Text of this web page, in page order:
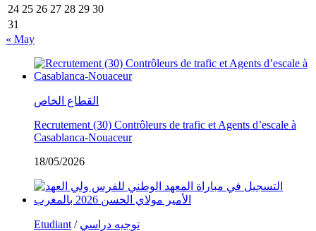
24 25 26 27 28 29 30
31
« May
القطاع الخاص
Recrutement (30) Contrôleurs de trafic et Agents d’escale à
Casablanca-Nouaceur
18/05/2026
Etudiant / توجيه دراسي